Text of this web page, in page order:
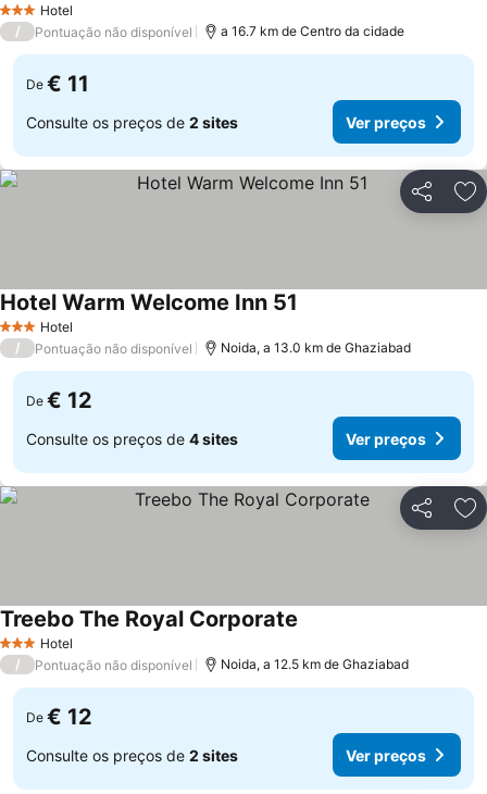
3 EstrelasHotel
Ver preços
/ Pontuação não disponível a 16.7 km de Centro da cidade
De € 11
Consulte os preços de 2 sites Ver preços
Partilhar
3 EstrelasHotel
Hotel Warm Welcome Inn 51
/ Pontuação não disponível Noida, a 13.0 km de Ghaziabad
De € 12
Consulte os preços de 4 sites Ver preços
Partilhar
3 EstrelasHotel
Treebo The Royal Corporate
/ Pontuação não disponível Noida, a 12.5 km de Ghaziabad
De € 12
Consulte os preços de 2 sites Ver preços